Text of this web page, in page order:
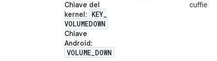
Chiave del
kernel: KEY_
VOLUMEDOWN
Chiave
Android:
VOLUME_DOWN
cuffie